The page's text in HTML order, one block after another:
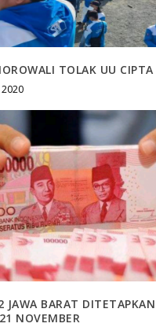
TOLAK UU CIPTA
JAWA BARAT
NOVEMBER